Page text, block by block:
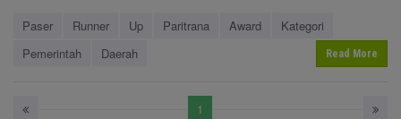
Paser Runner Up Paritrana Award
Kategori
Pemerintah
Daerah Read More
1